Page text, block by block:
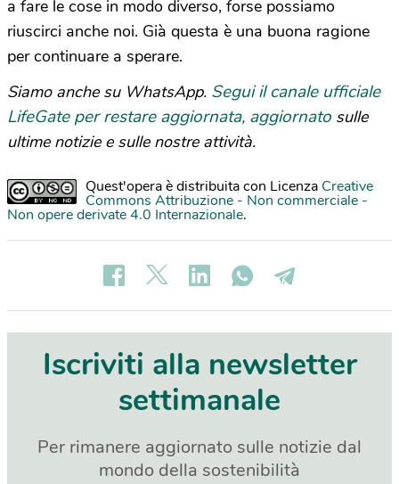
a fare le cose in modo diverso, forse possiamo
riuscirci anche noi. Già questa è una buona ragione
per continuare a sperare.
Siamo anche su WhatsApp. Segui il canale ufficiale
LifeGate per restare aggiornata, aggiornato sulle
ultime notizie e sulle nostre attività.
Quest'opera è distribuita con Licenza Creative
Commons Attribuzione - Non commerciale -
Non opere derivate 4.0 Internazionale.
Iscriviti alla newsletter
settimanale
Per rimanere aggiornato sulle notizie dal
mondo della sostenibilità